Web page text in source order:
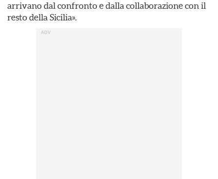
arrivano dal confronto e dalla collaborazione con il
resto della Sicilia».